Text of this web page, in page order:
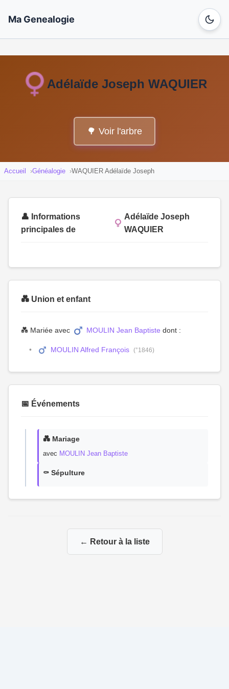
Ma Genealogie
Adélaïde Joseph WAQUIER
🌳 Voir l'arbre
Accueil Généalogie WAQUIER Adélaïde Joseph
👤 Informations
principales de
Adélaïde Joseph
WAQUIER
💑 Union et enfant
💑 Mariée avec MOULIN Jean Baptiste dont :
MOULIN Alfred François (°1846)
📅 Événements
💑 Mariage
avec MOULIN Jean Baptiste
⚰️ Sépulture
← Retour à la liste